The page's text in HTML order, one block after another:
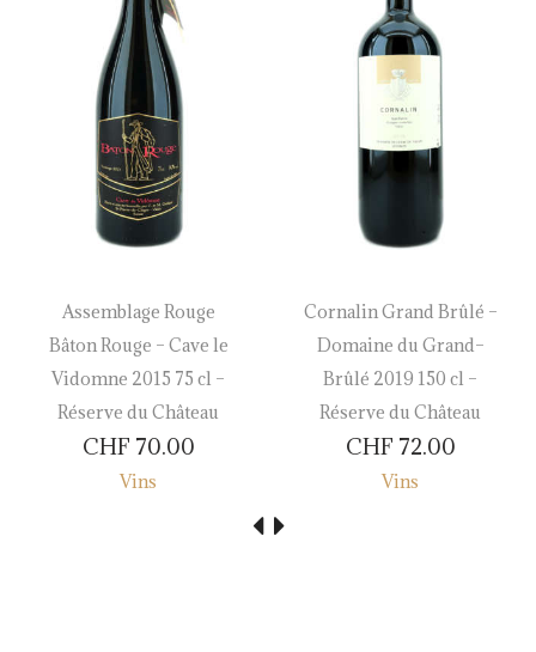
Assemblage Rouge
Bâton Rouge – Cave le
Vidomne 2015 75 cl –
Réserve du Château
CHF 70.00
Vins
Cornalin Grand Brûlé –
Domaine du Grand–
Brûlé 2019 150 cl –
Réserve du Château
CHF 72.00
Vins